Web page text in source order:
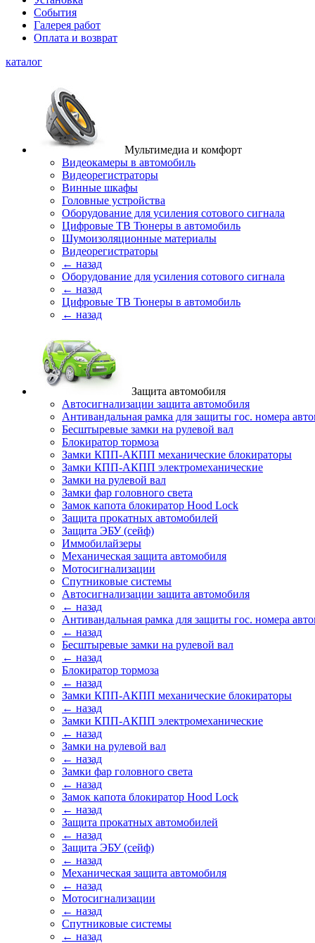
События
Галерея работ
Оплата и возврат
каталог
Мультимедиа и комфорт
Видеокамеры в автомобиль
Видеорегистраторы
Винные шкафы
Головные устройства
Оборудование для усиления сотового сигнала
Цифровые ТВ Тюнеры в автомобиль
Шумоизоляционные материалы
Видеорегистраторы
← назад
Оборудование для усиления сотового сигнала
← назад
Цифровые ТВ Тюнеры в автомобиль
← назад
Защита автомобиля
Автосигнализации защита автомобиля
Антивандальная рамка для защиты гос. номера
Бесштыревые замки на рулевой вал
Блокиратор тормоза
Замки КПП-АКПП механические блокираторы
Замки КПП-АКПП электромеханические
Замки на рулевой вал
Замки фар головного света
Замок капота блокиратор Hood Lock
Защита прокатных автомобилей
Защита ЭБУ (сейф)
Иммобилайзеры
Механическая защита автомобиля
Мотосигнализации
Спутниковые системы
Автосигнализации защита автомобиля
← назад
Антивандальная рамка для защиты гос. номера
← назад
Бесштыревые замки на рулевой вал
← назад
Блокиратор тормоза
← назад
Замки КПП-АКПП механические блокираторы
← назад
Замки КПП-АКПП электромеханические
← назад
Замки на рулевой вал
← назад
Замки фар головного света
← назад
Замок капота блокиратор Hood Lock
← назад
Защита прокатных автомобилей
← назад
Защита ЭБУ (сейф)
← назад
Механическая защита автомобиля
← назад
Мотосигнализации
← назад
Спутниковые системы
← назад